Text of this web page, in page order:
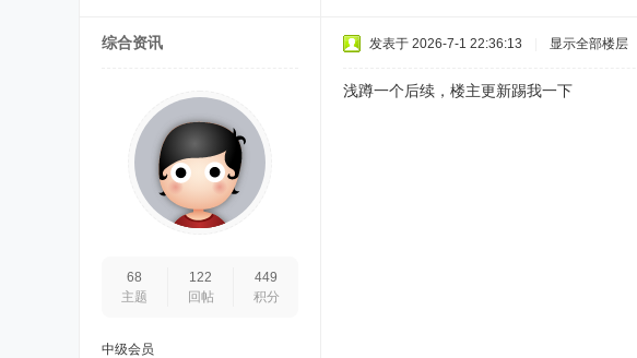
综合资讯
68
主题
122
回帖
449
积分
中级会员
发表于 2026-7-1 22:36:13 显示全部楼层
浅蹲一个后续，楼主更新踢我一下